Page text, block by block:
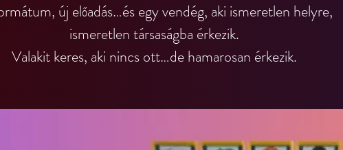
új előadás…és egy vendég, aki ismeretlen helyre,
ismeretlen társaságba érkezik.
Valakit keres, aki nincs ott…de hamarosan érkezik.